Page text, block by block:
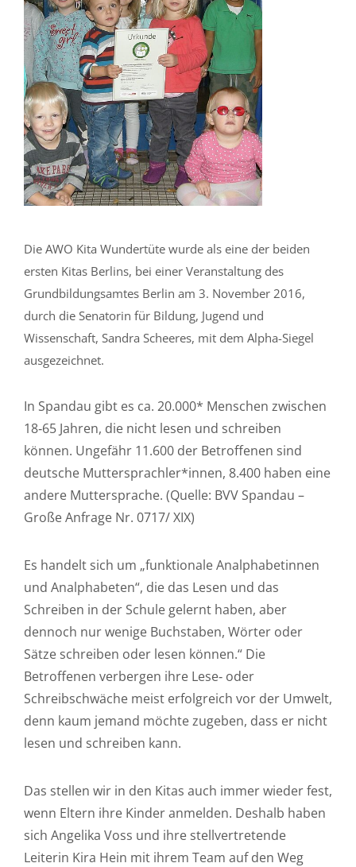
Die AWO Kita Wundertüte wurde als eine der beiden
ersten Kitas Berlins, bei einer Veranstaltung des
Grundbildungsamtes Berlin am 3. November 2016,
durch die Senatorin für Bildung, Jugend und
Wissenschaft, Sandra Scheeres, mit dem Alpha-Siegel
ausgezeichnet.
In Spandau gibt es ca. 20.000* Menschen zwischen
18‐65 Jahren, die nicht lesen und schreiben
können. Ungefähr 11.600 der Betroffenen sind
deutsche Muttersprachler*innen, 8.400 haben eine
andere Muttersprache. (Quelle: BVV Spandau –
Große Anfrage Nr. 0717/ XIX)
Es handelt sich um „funktionaleAnalphabetinnen
und Analphabeten“, die das Lesen und das
Schreiben in der Schule gelernt haben, aber
dennoch nur wenige Buchstaben, Wörter oder
Sätze schreiben oder lesen können.“ Die
Betroffenen verbergen ihre Lese‐ oder
Schreibschwäche meist erfolgreich vor der Umwelt,
denn kaum jemand möchte zugeben, dass er nicht
lesen und schreiben kann.
Das stellen wir in den Kitas auch immer wieder fest,
wenn Eltern ihre Kinder anmelden. Deshalb haben
sich Angelika Voss und ihre stellvertretende
Leiterin Kira Hein mit ihrem Team auf den Weg